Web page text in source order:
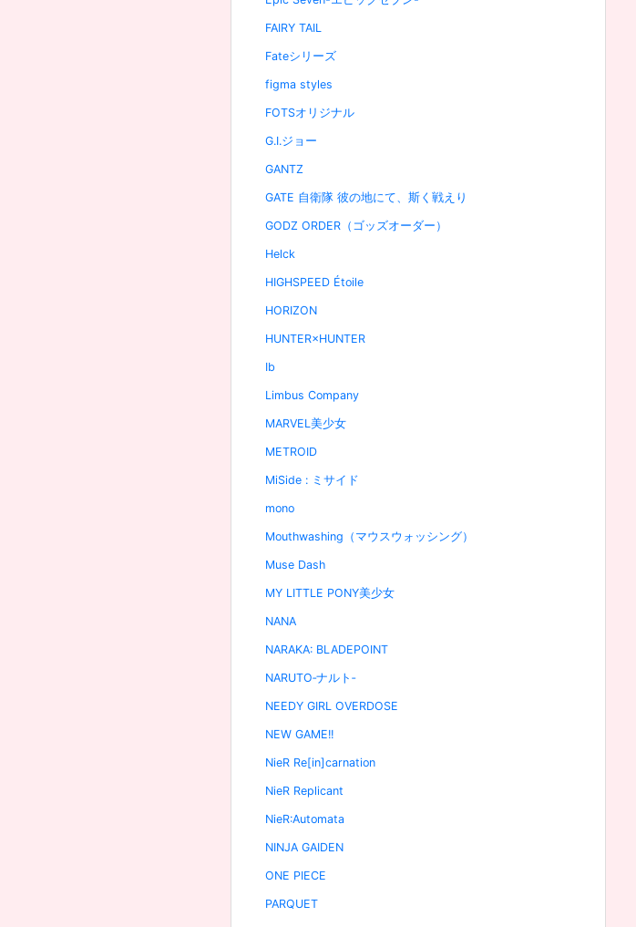
FAIRY TAIL
Fateシリーズ
figma styles
FOTSオリジナル
G.I.ジョー
GANTZ
GATE 自衛隊 彼の地にて、斯く戦えり
GODZ ORDER（ゴッズオーダー）
Helck
HIGHSPEED Étoile
HORIZON
HUNTER×HUNTER
Ib
Limbus Company
MARVEL美少女
METROID
MiSide : ミサイド
mono
Mouthwashing（マウスウォッシング）
Muse Dash
MY LITTLE PONY美少女
NANA
NARAKA: BLADEPOINT
NARUTO‐ナルト‐
NEEDY GIRL OVERDOSE
NEW GAME!!
NieR Re[in]carnation
NieR Replicant
NieR:Automata
NINJA GAIDEN
ONE PIECE
PARQUET